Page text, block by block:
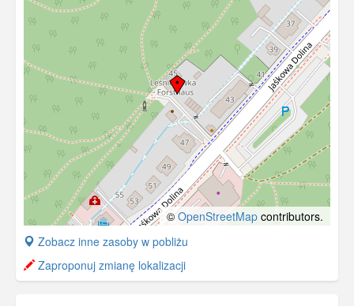
© OpenStreetMap contributors.
+
−
Zobacz inne zasoby w pobliżu
Zaproponuj zmianę lokalizacji